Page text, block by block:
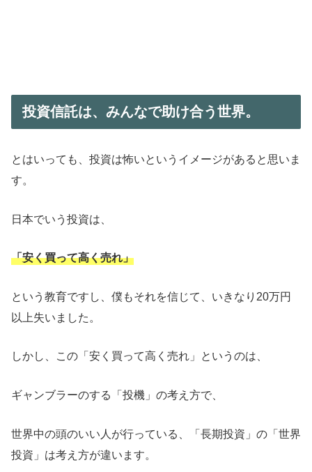
投資信託は、みんなで助け合う世界。
とはいっても、投資は怖いというイメージがあると思いま
す。
日本でいう投資は、
「安く買って高く売れ」
という教育ですし、僕もそれを信じて、いきなり20万円
以上失いました。
しかし、この「安く買って高く売れ」というのは、
ギャンブラーのする「投機」の考え方で、
世界中の頭のいい人が行っている、「長期投資」の「世界
投資」は考え方が違います。